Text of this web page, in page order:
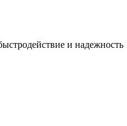
и надежность